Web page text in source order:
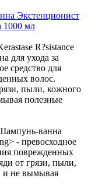
Экстенционист
1000 мл
R?sistance
для ухода за
средство для
волос.
пыли, кожного
полезные
ванна
- превосходное
поврежденных
от грязи, пыли,
и не вымывая